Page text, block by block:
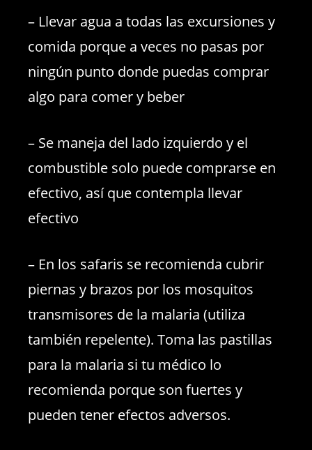
– Llevar agua a todas las excursiones y
comida porque a veces no pasas por
ningún punto donde puedas comprar
algo para comer y beber
– Se maneja del lado izquierdo y el
combustible solo puede comprarse en
efectivo, así que contempla llevar
efectivo
– En los safaris se recomienda cubrir
piernas y brazos por los mosquitos
transmisores de la malaria (utiliza
también repelente). Toma las pastillas
para la malaria si tu médico lo
recomienda porque son fuertes y
pueden tener efectos adversos.